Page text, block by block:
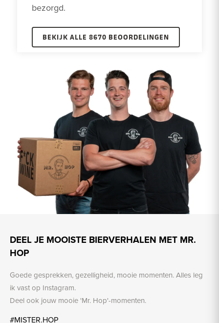
bezorgd.
BEKIJK ALLE 8670 BEOORDELINGEN
DEEL JE MOOISTE BIERVERHALEN MET MR.
HOP
Goede gesprekken, gezelligheid, mooie momenten. Alles leg
ik vast op Instagram.
Deel ook jouw mooie 'Mr. Hop'-momenten.
#MISTER.HOP